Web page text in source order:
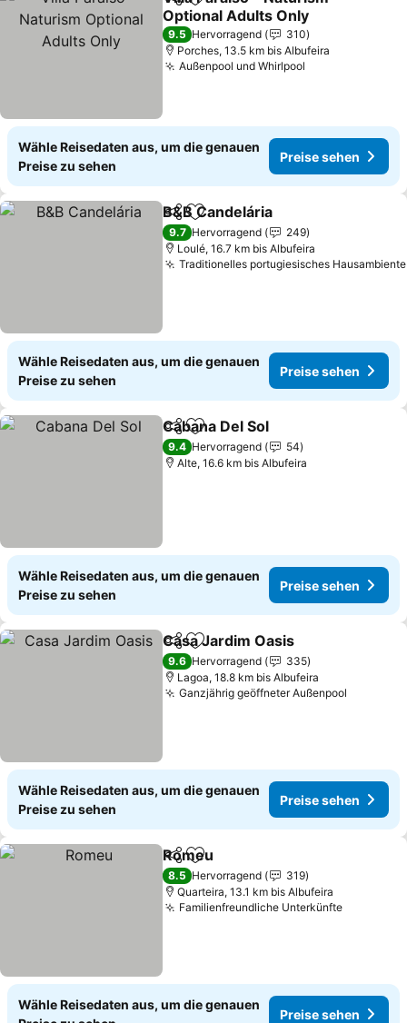
TeilenZu Favoriten hinzufügen
Optional Adults Only
9.5 Hervorragend
310
Porches, 13.5 km bis Albufeira
Außenpool und Whirlpool
Wähle Reisedaten aus, um die genauen
Preise zu sehen
Preise sehen
TeilenZu Favoriten hinzufügen
B&B Candelária
9.7 Hervorragend
249
Loulé, 16.7 km bis Albufeira
Traditionelles portugiesisches Hausambiente
Wähle Reisedaten aus, um die genauen
Preise zu sehen
Preise sehen
TeilenZu Favoriten hinzufügen
Cabana Del Sol
9.4 Hervorragend
54
Alte, 16.6 km bis Albufeira
Wähle Reisedaten aus, um die genauen
Preise zu sehen
Preise sehen
TeilenZu Favoriten hinzufügen
Casa Jardim Oasis
9.6 Hervorragend
335
Lagoa, 18.8 km bis Albufeira
Ganzjährig geöffneter Außenpool
Wähle Reisedaten aus, um die genauen
Preise zu sehen
Preise sehen
TeilenZu Favoriten hinzufügen
Romeu
8.5 Hervorragend
319
Quarteira, 13.1 km bis Albufeira
Familienfreundliche Unterkünfte
Wähle Reisedaten aus, um die genauen
Preise sehen